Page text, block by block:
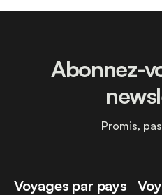
Voyages par pays
Abonnez-
Promis,